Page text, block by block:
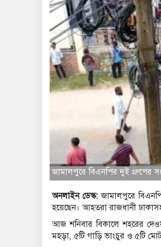
জামালপুরে বিএনপির দুই গ্রুপের
অনলাইন ডেস্ক: জামালপুরে
হয়েছেন। আহতরা রাজধানী
আজ শনিবার বিকালে শহরের
মহড়া, ৫টি গাড়ি ভাংচুর ও ৫টি